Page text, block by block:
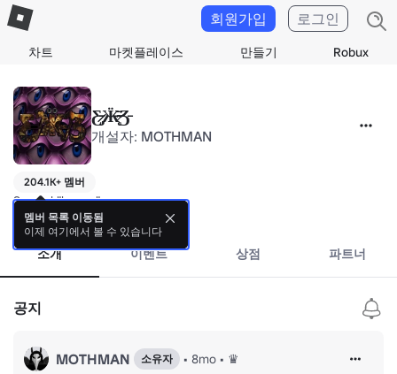
차트 마켓플레이스 만들기 Robux
회원가입 로그인
Ƹ̷̵̵̷̡Ӝ̴̵̵̷̶̨̄Ʒ̵
개설자: MOTHMAN
204.1K+ 멤버
Surreal "horror" rage games.
더 보기
소개 이벤트 상점 파트너
공지
MOTHMAN 소유자 • 8mo • ♛
멤버 목록 이동됨
이제 여기에서 볼 수 있습니다